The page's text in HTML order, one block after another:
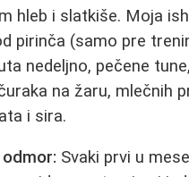
hleb i slatkiše. Moja
pirinča (samo pre
nedeljno, pečene
na žaru, mlečnih
i sira.
Svaki prvi u